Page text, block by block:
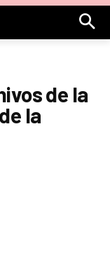
de la
la